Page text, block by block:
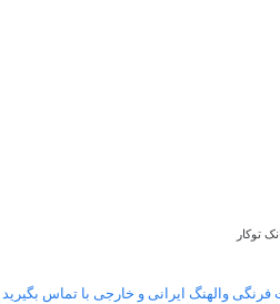
توکار
فرنگی والهنگ ایرانی و خارجی با تماس بگیرید